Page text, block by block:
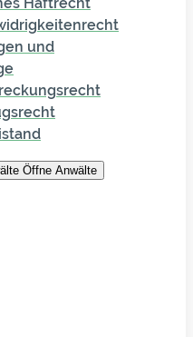
und
Öffne Anwälte